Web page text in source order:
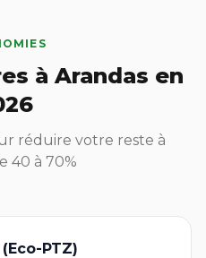
à Arandas en
réduire votre reste à
40 à 70%
PTZ)